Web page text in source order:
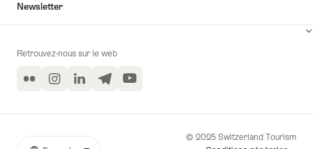
Newsletter
Retrouvez-nous sur le web
Flickr InstagramLinkedInTelegramYouTube
© 2025 Switzerland Tourism